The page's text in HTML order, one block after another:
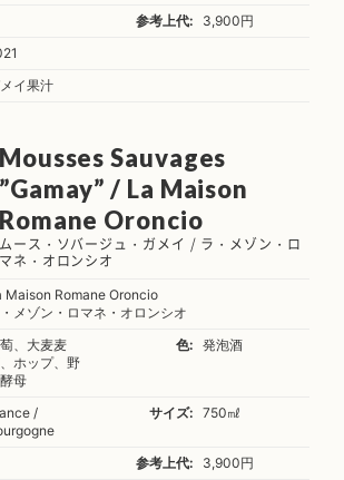
参考上代:
3,900円
イ果汁
Mousses Sauvages
”Gamay” / La Maison
Romane Oroncio
ムース・ソバージュ・ガメイ / ラ・メゾン・ロ
マネ・オロンシオ
Maison Romane Oroncio
メゾン・ロマネ・オロンシオ
、大麦麦
ホップ、野
母
色: 発泡酒
/
サイズ: 750㎖
参考上代:
3,900円